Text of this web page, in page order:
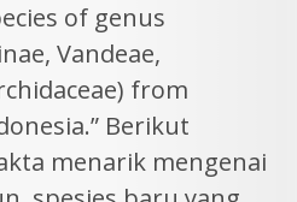
of genus
Vandeae,
from
Berikut
menarik mengenai